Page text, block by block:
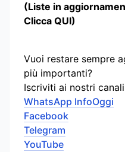
(Liste in
Clicca QUI)
Vuoi restare sempre
più importanti?
Iscriviti ai nostri
WhatsApp InfoOggi
Facebook
Telegram
YouTube